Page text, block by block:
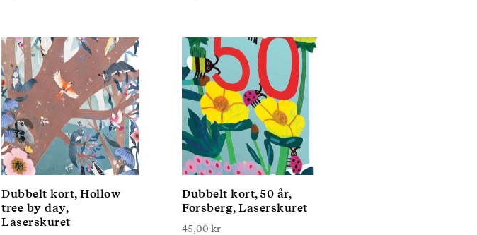
Dubbelt kort, Hollow
tree by day,
Laserskuret
Dubbelt kort, 50 år,
Forsberg, Laserskuret
45,00 kr